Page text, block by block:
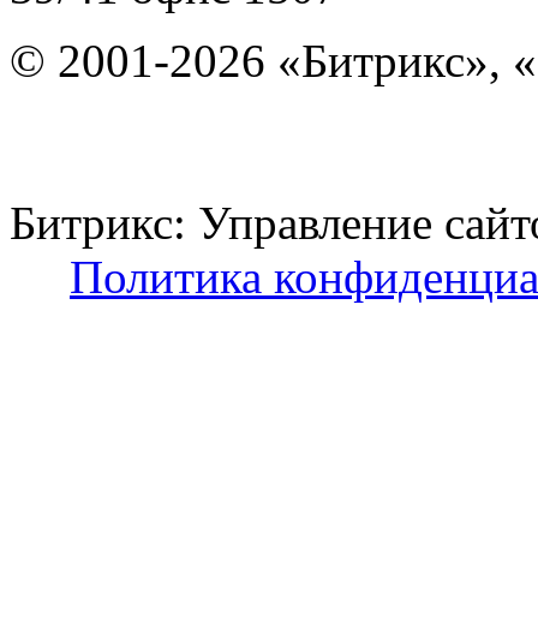
© 2001-2026 «Битрикс»,
Битрикс: Управление
Политика